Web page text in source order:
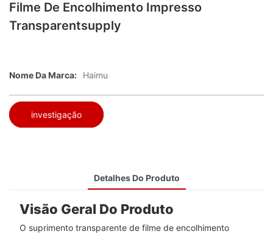
Filme De Encolhimento Impresso
Transparentsupply
Nome Da Marca: Haimu
investigação
Detalhes Do Produto
Visão Geral Do Produto
O suprimento transparente de filme de encolhimento